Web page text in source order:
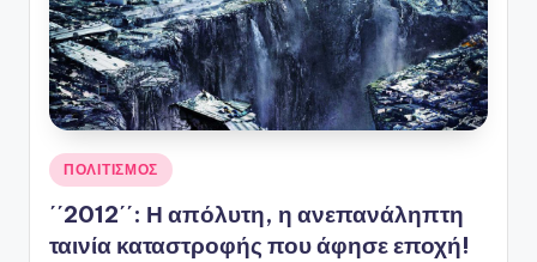
Αναρτήθηκε
σε
ΠΟΛΙΤΙΣΜΟΣ
΄΄2012΄΄: Η απόλυτη, η ανεπανάληπτη
ταινία καταστροφής που άφησε εποχή!